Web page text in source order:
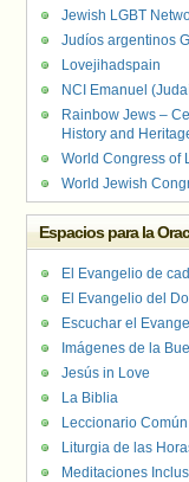
Jewish LGBT
Judíos argentinos
Lovejihadspain
NCI Emanuel
Rainbow Jews –
History and
World Congress of
World Jewish
Espacios para la
El Evangelio de
El Evangelio del
Escuchar el
Imágenes de la
Jesús in Love
La Biblia
Leccionario
Liturgia de las
Meditaciones